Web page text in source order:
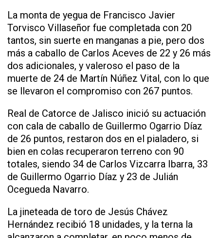
La monta de yegua de Francisco Javier
Torvisco Villaseñor fue completada con 20
tantos, sin suerte en manganas a pie, pero dos
más a caballo de Carlos Aceves de 22 y 26 más
dos adicionales, y valeroso el paso de la
muerte de 24 de Martín Núñez Vital, con lo que
se llevaron el compromiso con 267 puntos.
Real de Catorce de Jalisco inició su actuación
con cala de caballo de Guillermo Ogarrio Díaz
de 26 puntos, restaron dos en el pialadero, si
bien en colas recuperaron terreno con 90
totales, siendo 34 de Carlos Vizcarra Ibarra, 33
de Guillermo Ogarrio Díaz y 23 de Julián
Ocegueda Navarro.
La jineteada de toro de Jesús Chávez
Hernández recibió 18 unidades, y la terna la